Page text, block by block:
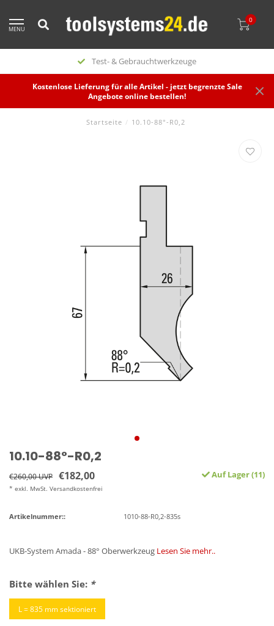
MENU
0
Test- & Gebrauchtwerkzeuge
Kostenlose Lieferung für alle Artikel - jetzt begrenzte Sale
Angebote online bestellen!
Startseite / 10.10-88°-R0,2
10.10-88°-R0,2
€260,00 UVP €182,00
* exkl. MwSt. Versandkostenfrei
Auf Lager (11)
Artikelnummer:: 1010-88-R0,2-835s
UKB-System Amada - 88° Oberwerkzeug Lesen Sie mehr..
Bitte wählen Sie: *
L = 835 mm sektioniert